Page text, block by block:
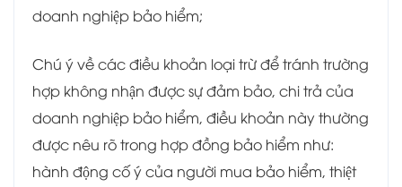
doanh nghiệp bảo hiểm;
Chú ý về các điều khoản loại trừ để tránh trường
hợp không nhận được sự đảm bảo, chi trả của
doanh nghiệp bảo hiểm, điều khoản này thường
được nêu rõ trong hợp đồng bảo hiểm như:
hành động cố ý của người mua bảo hiểm, thiệt